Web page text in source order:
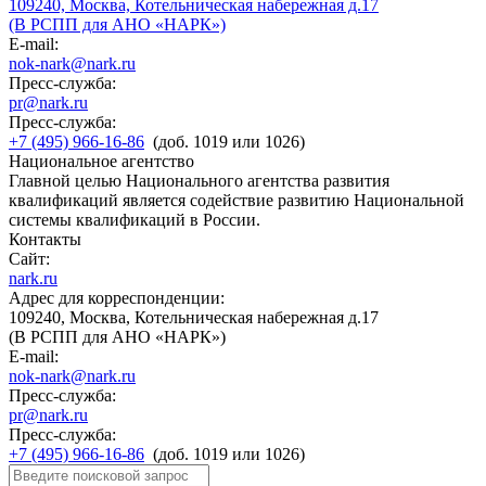
109240, Москва, Котельническая набережная д.17
(В РСПП для АНО «НАРК»)
E-mail:
nok-nark@nark.ru
Пресс-служба:
pr@nark.ru
Пресс-служба:
+7 (495) 966-16-86 (доб. 1019 или 1026)
Национальное агентство
Главной целью Национального агентства развития
квалификаций является содействие развитию Национальной
системы квалификаций в России.
Контакты
Сайт:
nark.ru
Адрес для корреспонденции:
109240, Москва, Котельническая набережная д.17
(В РСПП для АНО «НАРК»)
E-mail:
nok-nark@nark.ru
Пресс-служба:
pr@nark.ru
Пресс-служба:
+7 (495) 966-16-86 (доб. 1019 или 1026)